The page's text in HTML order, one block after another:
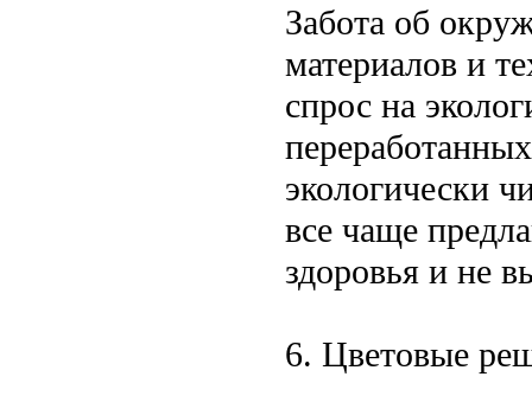
Забота об
материалов и
спрос на
экологически
все чаще
здоровья и не
6. Цветовые